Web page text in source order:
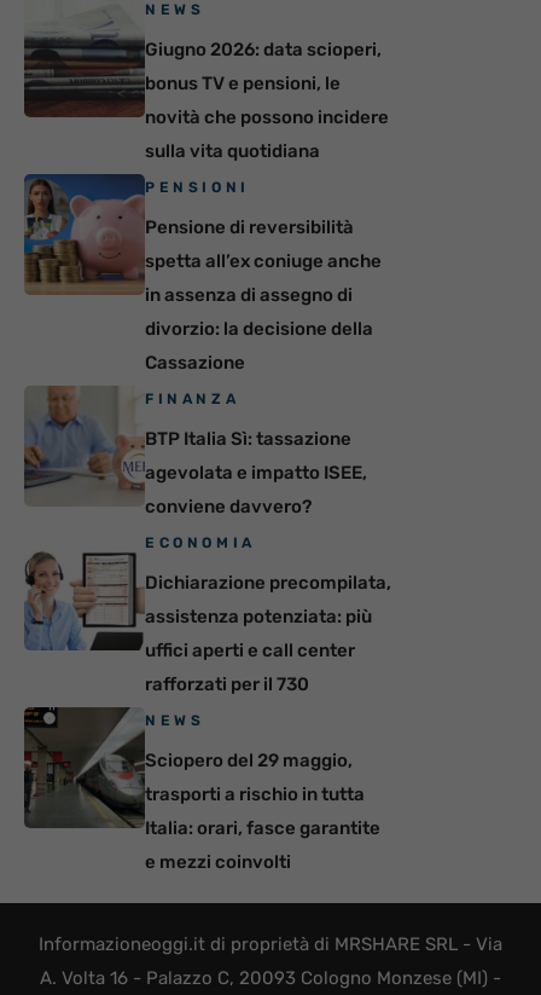
NEWS
Giugno 2026: data scioperi,
bonus TV e pensioni, le
novità che possono incidere
sulla vita quotidiana
PENSIONI
Pensione di reversibilità
spetta all’ex coniuge anche
in assenza di assegno di
divorzio: la decisione della
Cassazione
FINANZA
BTP Italia Sì: tassazione
agevolata e impatto ISEE,
conviene davvero?
ECONOMIA
Dichiarazione precompilata,
assistenza potenziata: più
uffici aperti e call center
rafforzati per il 730
NEWS
Sciopero del 29 maggio,
trasporti a rischio in tutta
Italia: orari, fasce garantite
e mezzi coinvolti
Informazioneoggi.it di proprietà di MRSHARE SRL - Via
A. Volta 16 - Palazzo C, 20093 Cologno Monzese (MI) -